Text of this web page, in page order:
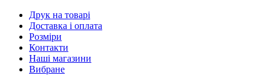
Друк на товарі
Доставка і оплата
Розміри
Контакти
Наші магазини
Вибране